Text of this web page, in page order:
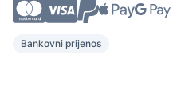
Bankovni prijenos